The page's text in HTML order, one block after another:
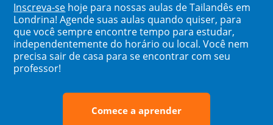
Inscreva-se hoje para nossas aulas de Tailandês em
Londrina! Agende suas aulas quando quiser, para
que você sempre encontre tempo para estudar,
independentemente do horário ou local. Você nem
precisa sair de casa para se encontrar com seu
professor!
Comece a aprender